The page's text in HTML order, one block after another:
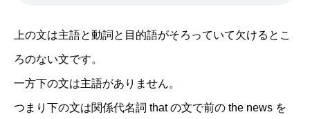
上の文は主語と動詞と目的語がそろっていて欠けるとこ
ろのない文です。
一方下の文は主語がありません。
つまり下の文は関係代名詞 that の文で前の the news を